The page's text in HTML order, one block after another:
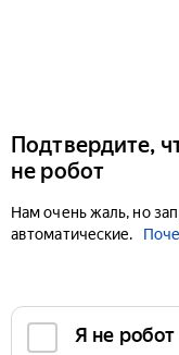
Подтвердите,
не робот
Нам очень жаль, но
автоматические.